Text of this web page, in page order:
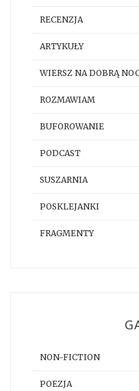
RECENZJA
ARTYKUŁY
WIERSZ NA DOBRĄ
ROZMAWIAM
BUFOROWANIE
PODCAST
SUSZARNIA
POSKLEJANKI
FRAGMENTY
NON-FICTION
POEZJA